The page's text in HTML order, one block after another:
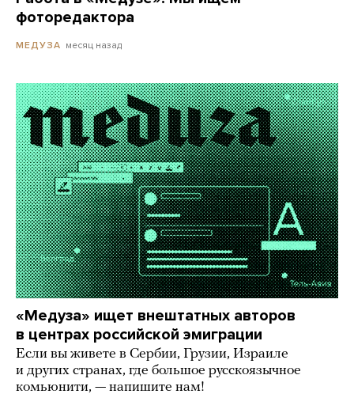
фоторедактора
МЕДУЗА месяц назад
«Медуза» ищет внештатных авторов
в центрах российской эмиграции
Если вы живете в Сербии, Грузии, Израиле
и других странах, где большое русскоязычное
комьюнити, — напишите нам!